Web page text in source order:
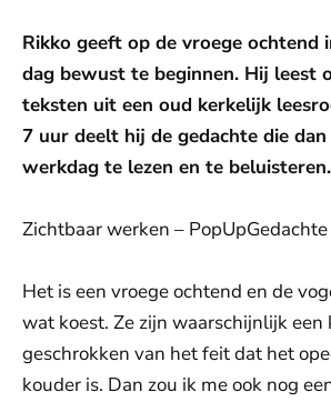
Rikko geeft op de vroege ochtend
dag bewust te beginnen. Hij leest
teksten uit een oud kerkelijk
7 uur deelt hij de gedachte die
werkdag te lezen en te beluisteren.
Zichtbaar werken –
Het is een vroege ochtend en de
wat koest. Ze zijn waarschijnlijk een
geschrokken van het feit dat het
kouder is. Dan zou ik me ook nog